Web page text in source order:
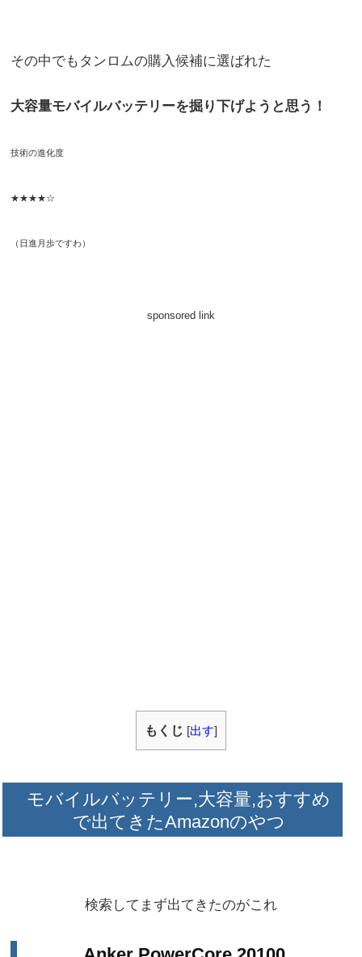
その中でもタンロムの購入候補に選ばれた
大容量モバイルバッテリーを掘り下げようと思う！
技術の進化度
★★★★☆
（日進月歩ですわ）
sponsored link
もくじ [出す]
モバイルバッテリー,大容量,おすすめ
で出てきたAmazonのやつ
検索してまず出てきたのがこれ